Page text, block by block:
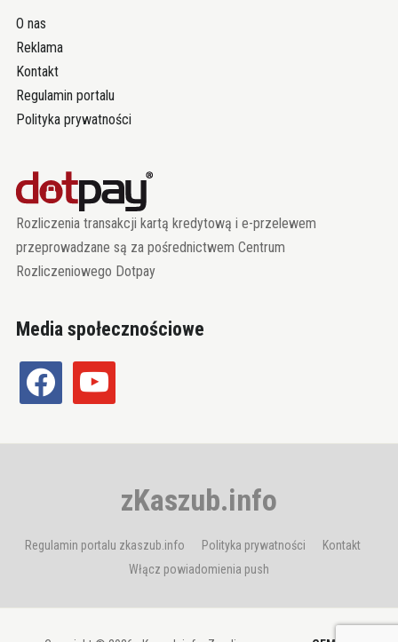
O nas
Reklama
Kontakt
Regulamin portalu
Polityka prywatności
Rozliczenia transakcji kartą kredytową i e-przelewem
przeprowadzane są za pośrednictwem Centrum
Rozliczeniowego Dotpay
Media społecznościowe
facebook youtube
zKaszub.info
Regulamin portalu zkaszub.info Polityka prywatności
Kontakt
Włącz powiadomienia push